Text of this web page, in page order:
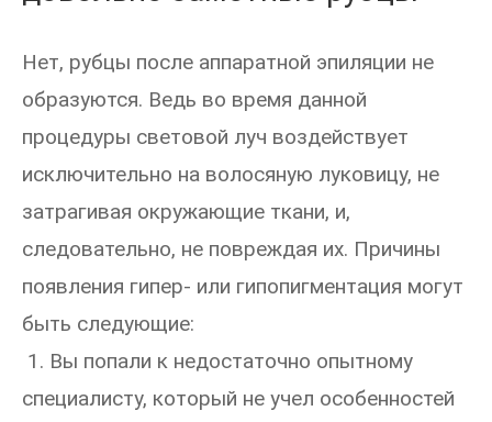
Нет, рубцы после аппаратной эпиляции не
образуются. Ведь во время данной
процедуры световой луч воздействует
исключительно на волосяную луковицу, не
затрагивая окружающие ткани, и,
следовательно, не повреждая их. Причины
появления гипер- или гипопигментация могут
быть следующие:
1. Вы попали к недостаточно опытному
специалисту, который не учел особенностей